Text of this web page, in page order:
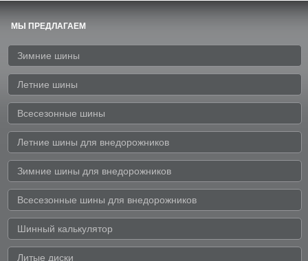
МЫ ПРЕДЛАГАЕМ
Зимние шины
Летние шины
Всесезонные шины
Летние шины для внедорожников
Зимние шины для внедорожников
Всесезонные шины для внедорожников
Шинный калькулятор
Литые диски